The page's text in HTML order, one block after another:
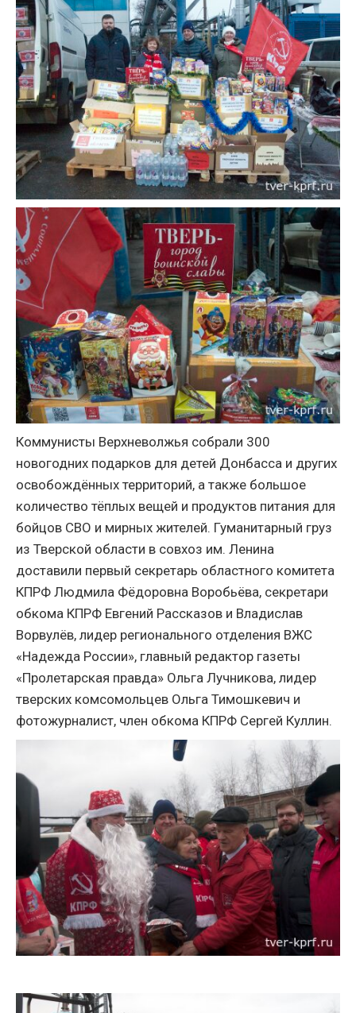
Коммунисты Верхневолжья собрали 300
новогодних подарков для детей Донбасса и других
освобождённых территорий, а также большое
количество тёплых вещей и продуктов питания для
бойцов СВО и мирных жителей. Гуманитарный груз
из Тверской области в совхоз им. Ленина
доставили первый секретарь областного комитета
КПРФ Людмила Фёдоровна Воробьёва, секретари
обкома КПРФ Евгений Рассказов и Владислав
Ворвулёв, лидер регионального отделения ВЖС
«Надежда России», главный редактор газеты
«Пролетарская правда» Ольга Лучникова, лидер
тверских комсомольцев Ольга Тимошкевич и
фотожурналист, член обкома КПРФ Сергей Куллин.